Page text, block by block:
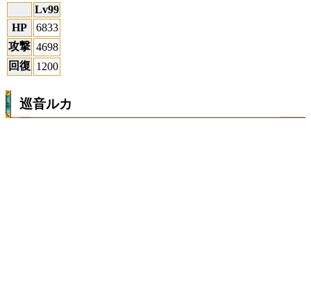
Lv99
HP
6833
攻撃 4698
回復 1200
巡音ルカ